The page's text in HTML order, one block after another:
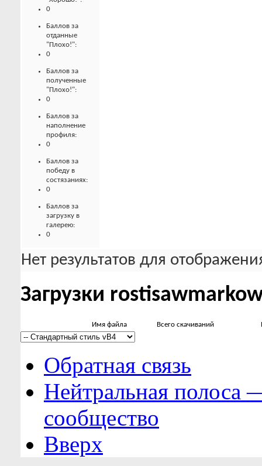
0
Баллов за
отданные
"Плохо!":
0
Баллов за
полученные
"Плохо!":
0
Баллов за
наполнение
профиля:
0
Баллов за
победу в
состязаниях:
0
Баллов за
загрузку в
галерею:
0
Нет результатов для
Загрузки
Имя файла Всего скачиваний
Обратная связь
Нейтральная полоса
сообщество
Вверх